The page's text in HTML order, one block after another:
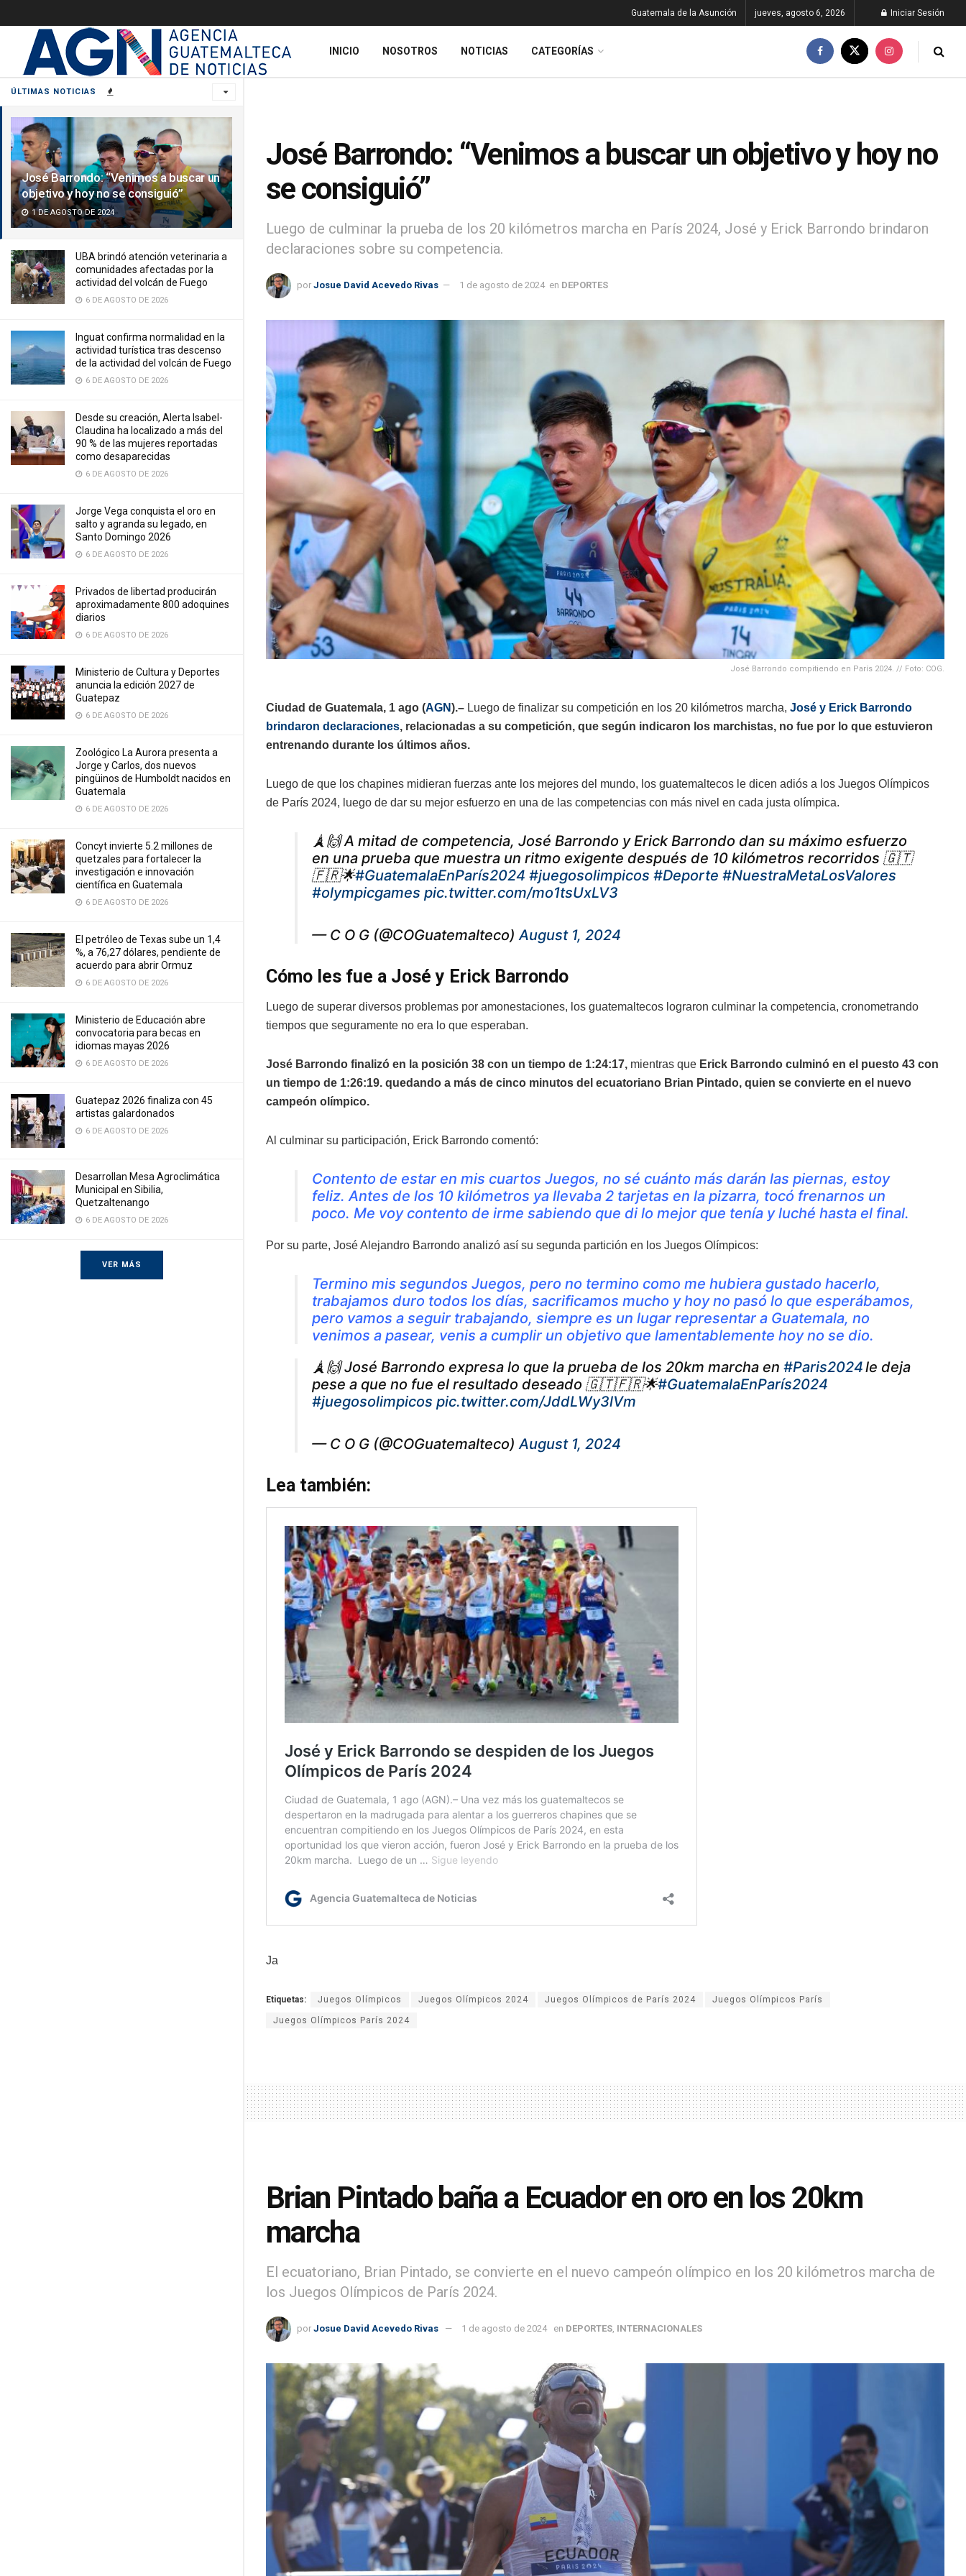
ÚLTIMAS NOTICIAS
José Barrondo: “Venimos a buscar un
objetivo y hoy no se consiguió”
1 DE AGOSTO DE 2024
UBA brindó atención veterinaria a
comunidades afectadas por la
actividad del volcán de Fuego
6 DE AGOSTO DE 2026
Inguat confirma normalidad en la
actividad turística tras descenso
de la actividad del volcán de Fuego
6 DE AGOSTO DE 2026
Desde su creación, Alerta Isabel-
Claudina ha localizado a más del
90 % de las mujeres reportadas
como desaparecidas
6 DE AGOSTO DE 2026
Jorge Vega conquista el oro en
salto y agranda su legado, en
Santo Domingo 2026
6 DE AGOSTO DE 2026
Privados de libertad producirán
aproximadamente 800 adoquines
diarios
6 DE AGOSTO DE 2026
Ministerio de Cultura y Deportes
anuncia la edición 2027 de
Guatepaz
6 DE AGOSTO DE 2026
Zoológico La Aurora presenta a
Jorge y Carlos, dos nuevos
pingüinos de Humboldt nacidos en
Guatemala
6 DE AGOSTO DE 2026
Concyt invierte 5.2 millones de
quetzales para fortalecer la
investigación e innovación
científica en Guatemala
6 DE AGOSTO DE 2026
El petróleo de Texas sube un 1,4
%, a 76,27 dólares, pendiente de
acuerdo para abrir Ormuz
6 DE AGOSTO DE 2026
Ministerio de Educación abre
convocatoria para becas en
idiomas mayas 2026
6 DE AGOSTO DE 2026
Guatepaz 2026 finaliza con 45
artistas galardonados
6 DE AGOSTO DE 2026
Desarrollan Mesa Agroclimática
Municipal en Sibilia,
Quetzaltenango
6 DE AGOSTO DE 2026
VER MÁS
Guatemala de la Asunción jueves, agosto 6, 2026 Iniciar Sesión
INICIO NOSOTROS NOTICIAS CATEGORÍAS
José Barrondo: “Venimos a buscar un objetivo y hoy no
se consiguió”
Luego de culminar la prueba de los 20 kilómetros marcha en París 2024, José y Erick Barrondo brindaron
declaraciones sobre su competencia.
por Josue David Acevedo Rivas 1 de agosto de 2024 en DEPORTES
José Barrondo compitiendo en París 2024. // Foto: COG.
Ciudad de Guatemala, 1 ago (AGN).– Luego de finalizar su competición en los 20 kilómetros marcha, José y Erick Barrondo
brindaron declaraciones, relacionadas a su competición, que según indicaron los marchistas, no fue por lo que estuvieron
entrenando durante los últimos años.
Luego de que los chapines midieran fuerzas ante los mejores del mundo, los guatemaltecos le dicen adiós a los Juegos Olímpicos
de París 2024, luego de dar su mejor esfuerzo en una de las competencias con más nivel en cada justa olímpica.
🗼🙌 A mitad de competencia, José Barrondo y Erick Barrondo dan su máximo esfuerzo
en una prueba que muestra un ritmo exigente después de 10 kilómetros recorridos 🇬🇹
🇫🇷🌟#GuatemalaEnParís2024 #juegosolimpicos #Deporte #NuestraMetaLosValores
#olympicgames pic.twitter.com/mo1tsUxLV3
— C O G (@COGuatemalteco) August 1, 2024
Cómo les fue a José y Erick Barrondo
Luego de superar diversos problemas por amonestaciones, los guatemaltecos lograron culminar la competencia, cronometrando
tiempos que seguramente no era lo que esperaban.
José Barrondo finalizó en la posición 38 con un tiempo de 1:24:17, mientras que Erick Barrondo culminó en el puesto 43 con
un tiempo de 1:26:19. quedando a más de cinco minutos del ecuatoriano Brian Pintado, quien se convierte en el nuevo
campeón olímpico.
Al culminar su participación, Erick Barrondo comentó:
Contento de estar en mis cuartos Juegos, no sé cuánto más darán las piernas, estoy
feliz. Antes de los 10 kilómetros ya llevaba 2 tarjetas en la pizarra, tocó frenarnos un
poco. Me voy contento de irme sabiendo que di lo mejor que tenía y luché hasta el final.
Por su parte, José Alejandro Barrondo analizó así su segunda partición en los Juegos Olímpicos:
Termino mis segundos Juegos, pero no termino como me hubiera gustado hacerlo,
trabajamos duro todos los días, sacrificamos mucho y hoy no pasó lo que esperábamos,
pero vamos a seguir trabajando, siempre es un lugar representar a Guatemala, no
venimos a pasear, venis a cumplir un objetivo que lamentablemente hoy no se dio.
🗼🙌 José Barrondo expresa lo que la prueba de los 20km marcha en #Paris2024le deja
pese a que no fue el resultado deseado 🇬🇹🇫🇷🌟#GuatemalaEnParís2024
#juegosolimpicos pic.twitter.com/JddLWy3lVm
— C O G (@COGuatemalteco)August 1, 2024
Lea también:
Ja
Etiquetas: Juegos Olímpicos Juegos Olímpicos 2024 Juegos Olímpicos de París 2024 Juegos Olímpicos París
Juegos Olímpicos París 2024
Brian Pintado baña a Ecuador en oro en los 20km
marcha
El ecuatoriano, Brian Pintado, se convierte en el nuevo campeón olímpico en los 20 kilómetros marcha de
los Juegos Olímpicos de París 2024.
por Josue David Acevedo Rivas 1 de agosto de 2024 en DEPORTES INTERNACIONALES